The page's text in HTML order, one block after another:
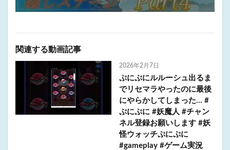
関連する動画記事
2026年2月7日
ぷにぷにルルーシュ出るま
でリセマラやったのに最後
にやらかしてしまった… #
ぷにぷに #妖魔人 #チャン
ネル登録お願いします #妖
怪ウォッチぷにぷに
#gameplay #ゲーム実況